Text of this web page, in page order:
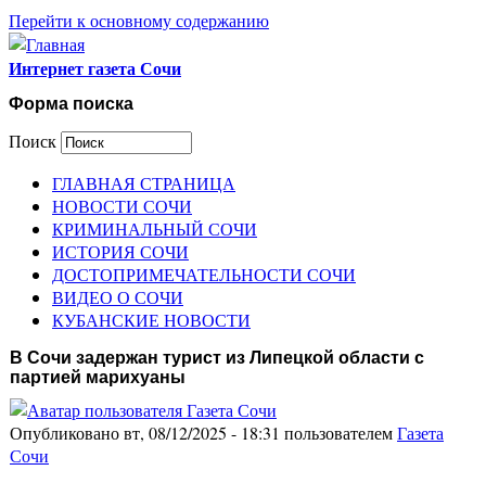
Перейти к основному содержанию
Интернет газета Сочи
Форма поиска
Поиск
ГЛАВНАЯ СТРАНИЦА
НОВОСТИ СОЧИ
КРИМИНАЛЬНЫЙ СОЧИ
ИСТОРИЯ СОЧИ
ДОСТОПРИМЕЧАТЕЛЬНОСТИ СОЧИ
ВИДЕО О СОЧИ
КУБАНСКИЕ НОВОСТИ
В Сочи задержан турист из Липецкой области с
партией марихуаны
Опубликовано вт, 08/12/2025 - 18:31 пользователемГазета
Сочи